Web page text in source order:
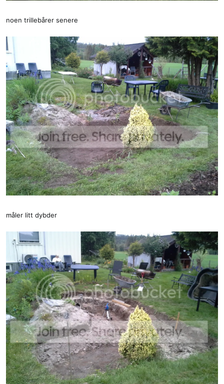
noen trillebårer senere
måler litt dybder